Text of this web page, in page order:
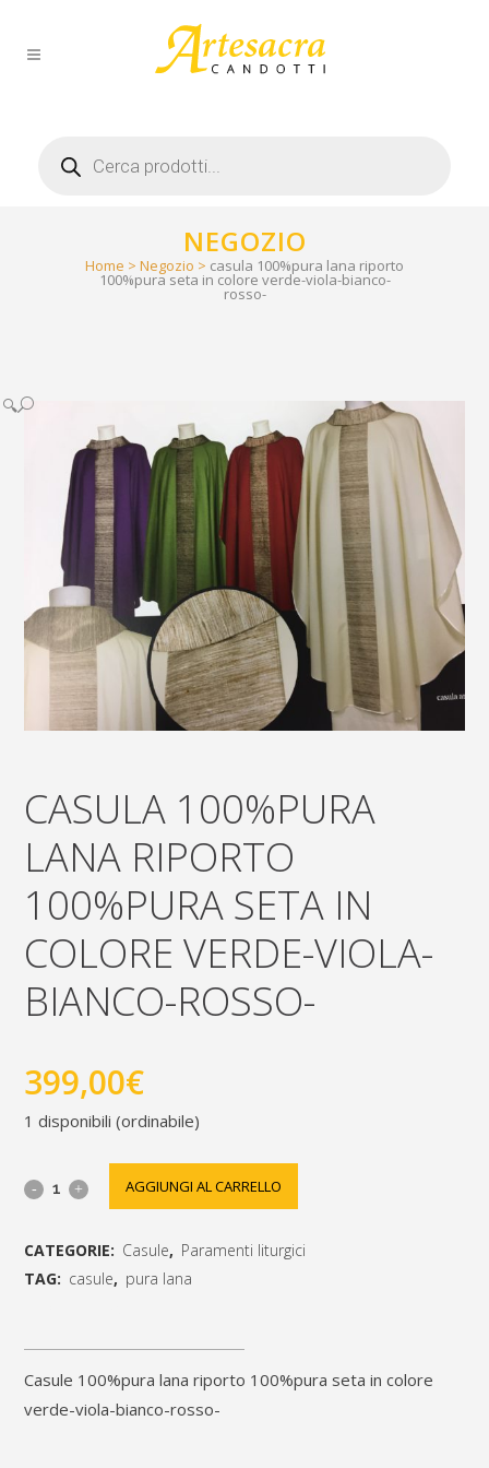
search
NEGOZIO
Home > Negozio > casula 100%pura lana riporto
100%pura seta in colore verde-viola-bianco-
rosso-
🔍
CASULA 100%PURA
LANA RIPORTO
100%PURA SETA IN
COLORE VERDE-VIOLA-
BIANCO-ROSSO-
399,00€
1 disponibili (ordinabile)
casula
100%pura
seta
AGGIUNGI AL CARRELLO
CATEGORIE: Casule, Paramenti liturgici
TAG: casule, pura lana
casule 100%pura lana riporto 100%pura seta in colore
verde-viola-bianco-rosso-